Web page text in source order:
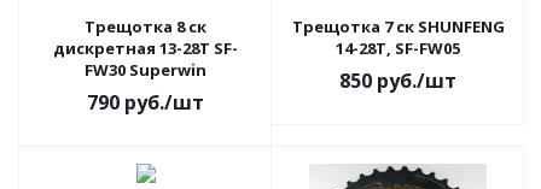
Трещотка 8 ск
дискретная 13-28T SF-
FW30 Superwin
790 руб./шт
Трещотка 7 ск SHUNFENG
14-28T, SF-FW05
850 руб./шт